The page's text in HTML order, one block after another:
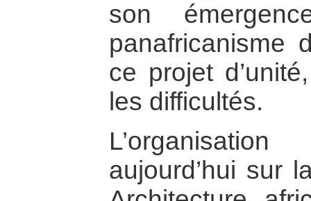
son
panafricanisme
ce projet
les difficultés.
aujourd’hui sur